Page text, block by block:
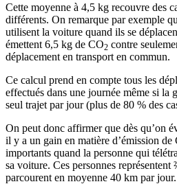
Cette moyenne à 4,5 kg recouvre des
différents. On remarque par exemple
utilisent la voiture quand ils se
émettent 6,5 kg de CO2 contre
déplacement en transport en commun.
Ce calcul prend en compte tous les
effectués dans une journée même si la
seul trajet par jour (plus de 80 % des
On peut donc affirmer que dès qu’on
il y a un gain en matière d’émission de
importants quand la personne qui
sa voiture. Ces personnes
parcourent en moyenne 40 km par jour.